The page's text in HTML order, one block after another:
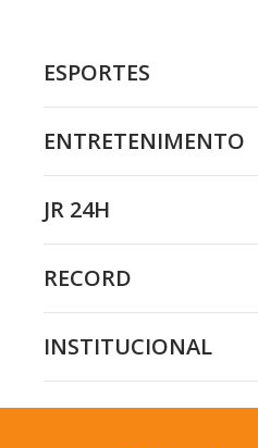
ESPORTES
ENTRETENIMENTO
JR 24H
RECORD
INSTITUCIONAL